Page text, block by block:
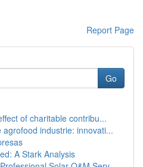
Report Page
Go
of charitable contribu...
agrofood industrie: innovati...
A Stark Analysis